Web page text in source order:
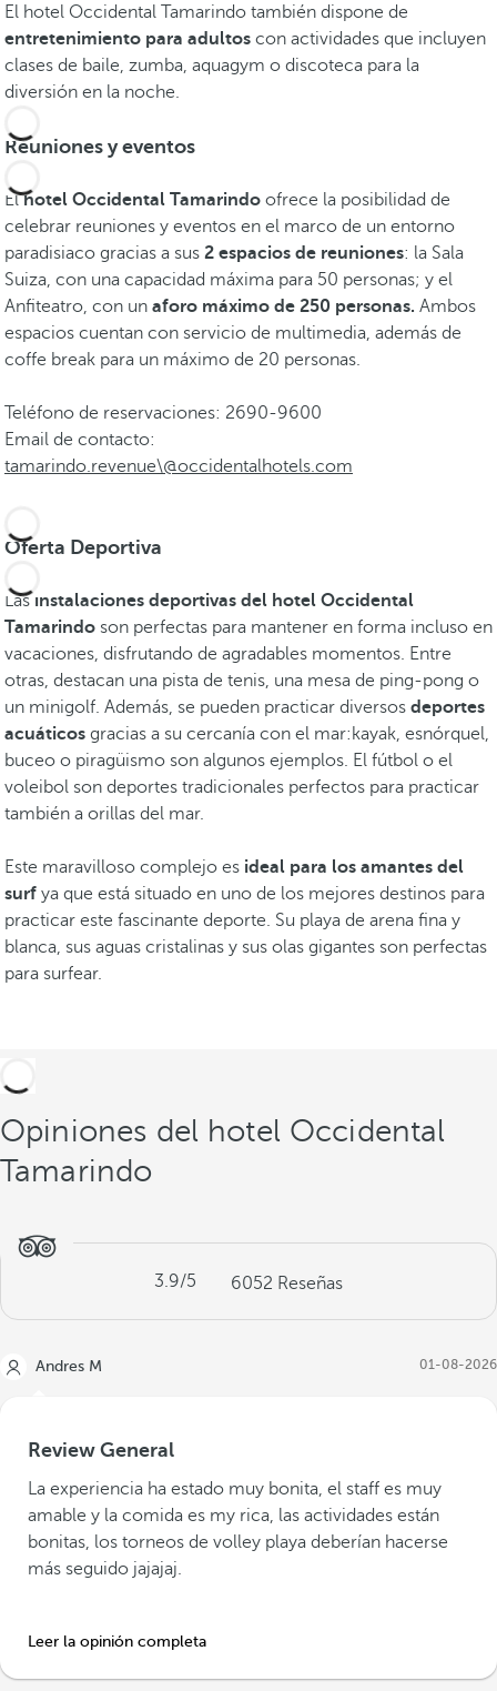
El hotel Occidental Tamarindo también dispone de
entretenimiento para adultos con actividades que incluyen
clases de baile, zumba, aquagym o discoteca para la
diversión en la noche.
Reuniones y eventos
Elhotel Occidental Tamarindo ofrece la posibilidad de
celebrar reuniones y eventos en el marco de un entorno
paradisiaco gracias a sus 2 espacios de reuniones: la Sala
Suiza, con una capacidad máxima para 50 personas; y el
Anfiteatro, con un aforo máximo de 250 personas. Ambos
espacios cuentan con servicio de multimedia, además de
coffe break para un máximo de 20 personas.
Teléfono de reservaciones: 2690-9600
Email de contacto:
tamarindo.revenue\@occidentalhotels.com
Oferta Deportiva
Lasinstalaciones deportivas del hotel Occidental
Tamarindo son perfectas para mantener en forma incluso en
vacaciones, disfrutando de agradables momentos. Entre
otras, destacan una pista de tenis, una mesa de ping-pong o
un minigolf. Además, se pueden practicar diversos deportes
acuáticos gracias a su cercanía con el mar:kayak, esnórquel,
buceo o piragüismo son algunos ejemplos. El fútbol o el
voleibol son deportes tradicionales perfectos para practicar
también a orillas del mar.
Este maravilloso complejo es ideal para los amantes del
surf ya que está situado en uno de los mejores destinos para
practicar este fascinante deporte. Su playa de arena fina y
blanca, sus aguas cristalinas y sus olas gigantes son perfectas
para surfear.
Opiniones del hotel Occidental
Tamarindo
3.9/5 6052 Reseñas
Andres M 01-08-2026
Review General
La experiencia ha estado muy bonita, el staff es muy
amable y la comida es my rica, las actividades están
bonitas, los torneos de volley playa deberían hacerse
más seguido jajajaj.
Leer la opinión completa